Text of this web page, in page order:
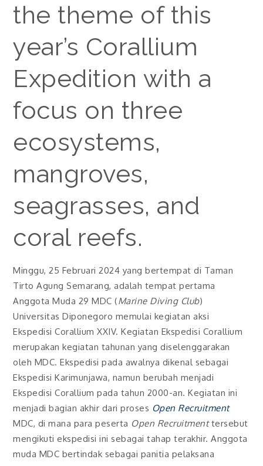
the theme of this
year’s Corallium
Expedition with a
focus on three
ecosystems,
mangroves,
seagrasses, and
coral reefs.
Minggu, 25 Februari 2024 yang bertempat di Taman
Tirto Agung Semarang, adalah tempat pertama
Anggota Muda 29 MDC (Marine Diving Club)
Universitas Diponegoro memulai kegiatan aksi
Ekspedisi Corallium XXIV. Kegiatan Ekspedisi Corallium
merupakan kegiatan tahunan yang diselenggarakan
oleh MDC. Ekspedisi pada awalnya dikenal sebagai
Ekspedisi Karimunjawa, namun berubah menjadi
Ekspedisi Corallium pada tahun 2000-an. Kegiatan ini
menjadi bagian akhir dari proses Open Recruitment
MDC, di mana para peserta Open Recruitmenttersebut
mengikuti ekspedisi ini sebagai tahap terakhir. Anggota
muda MDC bertindak sebagai panitia pelaksana